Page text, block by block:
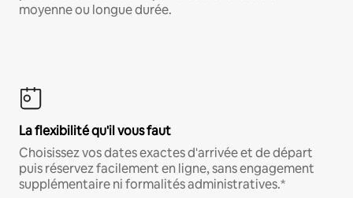
moyenne ou longue durée.
La flexibilité qu'il vous faut
Choisissez vos dates exactes d'arrivée et de départ
puis réservez facilement en ligne, sans engagement
supplémentaire ni formalités administratives.*